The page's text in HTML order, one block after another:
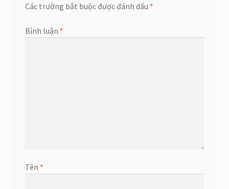
Các trường bắt buộc được đánh dấu *
Bình luận *
Tên *